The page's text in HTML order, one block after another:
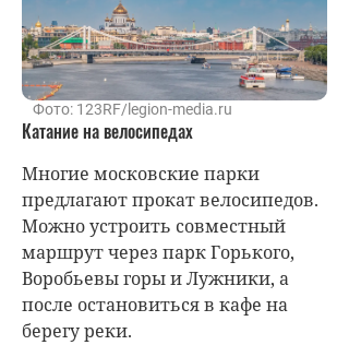
Фото: 123RF/legion-media.ru
Катание на велосипедах
Многие московские парки
предлагают прокат велосипедов.
Можно устроить совместный
маршрут через парк Горького,
Воробьевы горы и Лужники, а
после остановиться в кафе на
берегу реки.